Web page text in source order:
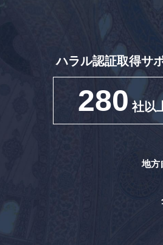
ハラル認証取得サ
280 社以
地方